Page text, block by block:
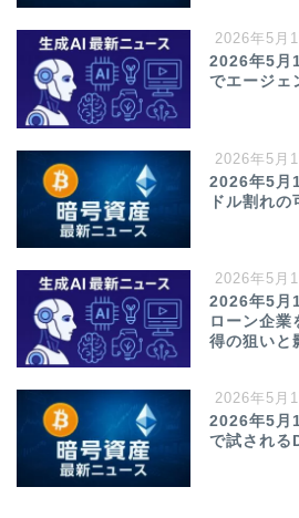
2026年5月
2026年5月
でエージェ
2026年5月
2026年5月
ドル割れの
2026年5月
2026年5月
ローン企
得の狙いと
2026年5月
2026年5月
で試される